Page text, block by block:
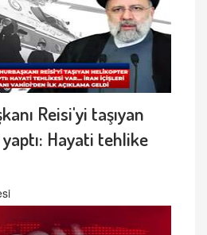
Reisi'yi taşıyan
Hayati tehlike